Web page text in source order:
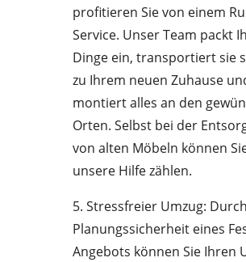
profitieren Sie von einem
Service. Unser Team packt
Dinge ein, transportiert sie
zu Ihrem neuen Zuhause
montiert alles an den
Orten. Selbst bei der
von alten Möbeln können
unsere Hilfe zählen.
5. Stressfreier Umzug:
Planungssicherheit eines
Angebots können Sie Ihren